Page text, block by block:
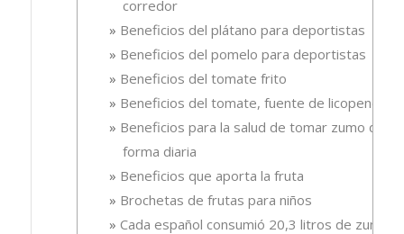
corredor
Beneficios del plátano para deportistas
Beneficios del pomelo para deportistas
Beneficios del tomate frito
Beneficios del tomate, fuente de licopeno
Beneficios para la salud de tomar zumo de
forma diaria
Beneficios que aporta la fruta
Brochetas de frutas para niños
Cada español consumió 20,3 litros de zumo